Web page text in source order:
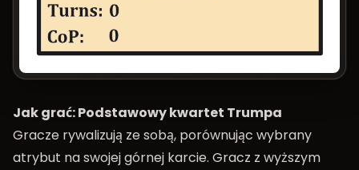
Jak grać: Podstawowy kwartet Trumpa
Gracze rywalizują ze sobą, porównując wybrany
atrybut na swojej górnej karcie. Gracz z wyższym